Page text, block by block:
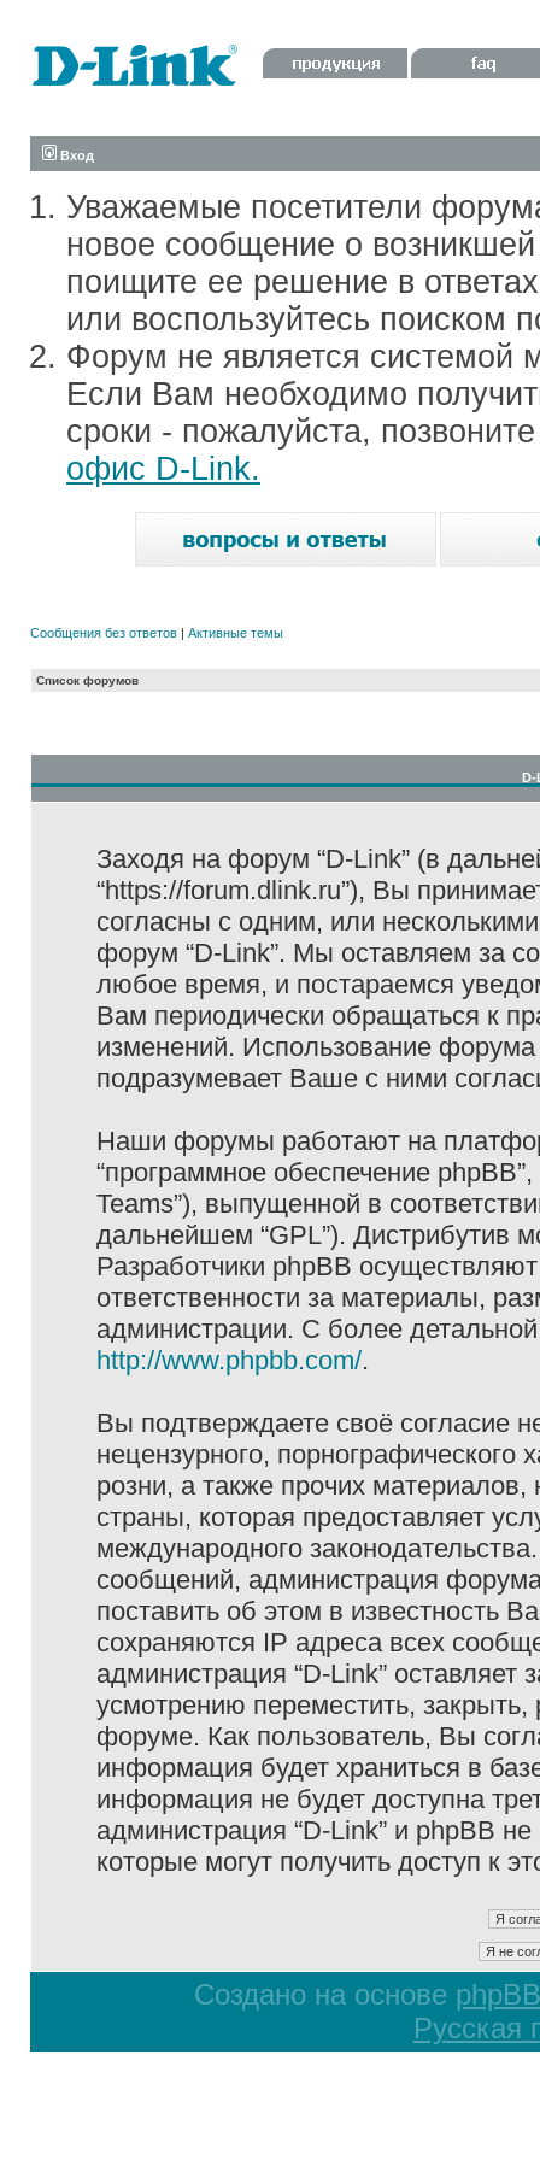
Вход
Уважаемые посетители
новое сообщение о
поищите ее решение в
или воспользуйтесь поиском
Форум не является системой
Если Вам необходимо
сроки - пожалуйста,
офис D-Link.
Сообщения без ответов | Активные темы
Список форумов
D-
Заходя на форум “D-Link” (в
“https://forum.dlink.ru”), Вы
согласны с одним, или
форум “D-Link”. Мы оставляем за
любое время, и постараемся
Вам периодически обращаться к
изменений. Использование
подразумевает Ваше с ними
Наши форумы работают на
“программное обеспечение
Teams”), выпущенной в
дальнейшем “GPL”). Дистрибутив
Разработчики phpBB
ответственности за материалы,
администрации. С более
http://www.phpbb.com/.
Вы подтверждаете своё согласие
нецензурного, порнографического
розни, а также прочих
страны, которая предоставляет
международного
сообщений, администрация
поставить об этом в известность
сохраняются IP адреса всех
администрация “D-Link”
усмотрению переместить,
форуме. Как пользователь, Вы
информация будет храниться в
информация не будет доступна
администрация “D-Link” и phpBB
которые могут получить доступ к
Создано на основе phpBB
Русская